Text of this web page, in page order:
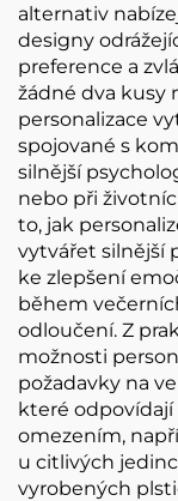
alternativ
designy
preference a
žádné dva kusy
personalizace
spojované s
silnější
nebo při
to, jak
vytvářet silnější
ke zlepšení
během
odloučení. Z
možnosti
požadavky na
které
omezením,
u citlivých
vyrobených